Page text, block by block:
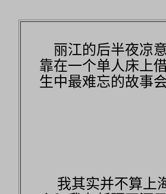
丽江的后半夜凉
靠在一个单人床上
生中最难忘的故事会
我其实并不算上